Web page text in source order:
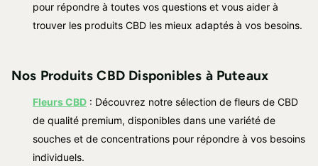
pour répondre à toutes vos questions et vous aider à
trouver les produits CBD les mieux adaptés à vos besoins.
Nos Produits CBD Disponibles à Puteaux
Fleurs CBD : Découvrez notre sélection de fleurs de CBD
de qualité premium, disponibles dans une variété de
souches et de concentrations pour répondre à vos besoins
individuels.